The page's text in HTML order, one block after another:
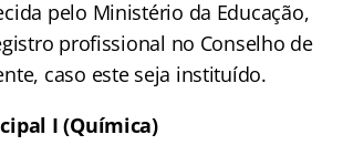
pelo Ministério da Educação,
profissional no Conselho de
caso este seja instituído.
I (Química)